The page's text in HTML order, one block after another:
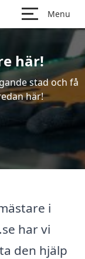
Menu
här!
stad och få
här!
i
har vi
den hjälp